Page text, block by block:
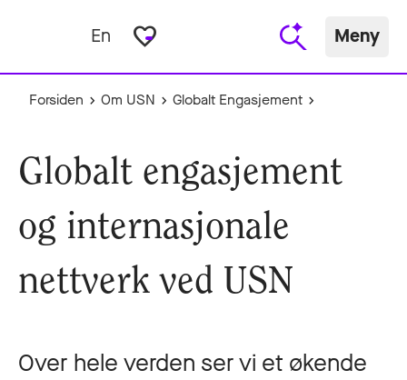
En favorite_border Meny
Forsiden Om USN Globalt Engasjement
Globalt engasjement
og internasjonale
nettverk ved USN
Over hele verden ser vi et økende